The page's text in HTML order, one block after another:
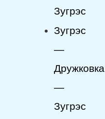
Зугрэс
Зугрэс
—
Дружковка
—
Зугрэс